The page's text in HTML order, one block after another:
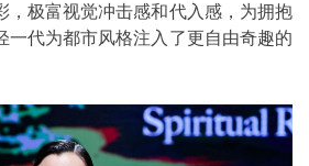
，极富视觉冲击感和代入感，为拥抱
一代为都市风格注入了更自由奇趣的